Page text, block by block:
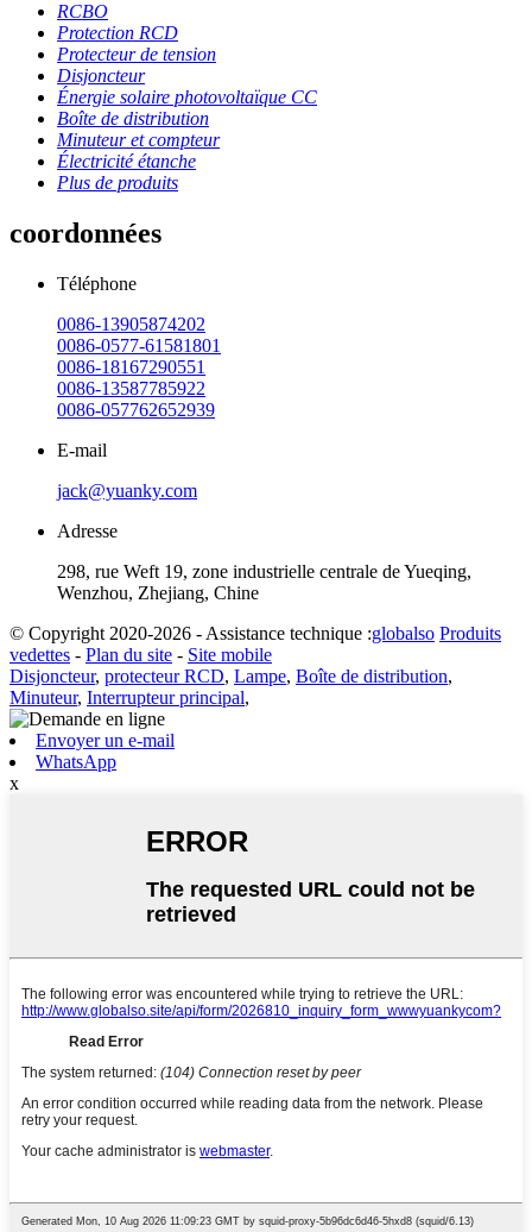
RCBO
Protection RCD
Protecteur de tension
Disjoncteur
Énergie solaire photovoltaïque CC
Boîte de distribution
Minuteur et compteur
Électricité étanche
Plus de produits
coordonnées
Téléphone
0086-13905874202
0086-0577-61581801
0086-18167290551
0086-13587785922
0086-057762652939
E-mail
jack@yuanky.com
Adresse
298, rue Weft 19, zone industrielle centrale de Yueqing,
Wenzhou, Zhejiang, Chine
© Copyright 2020-2026 - Assistance technique :globalso Produits
vedettes - Plan du site - Site mobile
Disjoncteur, protecteur RCD, Lampe, Boîte de distribution,
Minuteur, Interrupteur principal,
Envoyer un e-mail
WhatsApp
x